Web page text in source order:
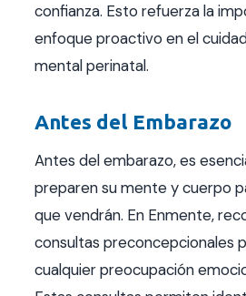
confianza. Esto refuerza la
enfoque proactivo en el
mental perinatal.
Antes del Embarazo
Antes del embarazo, es
preparen su mente y cuerpo
que vendrán. En Enmente,
consultas preconcepcionales
cualquier preocupación